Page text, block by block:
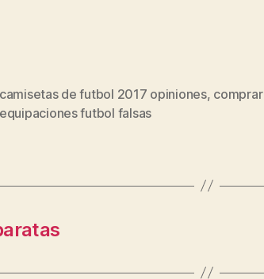
camisetas de futbol 2017 opiniones,
equipaciones futbol falsas